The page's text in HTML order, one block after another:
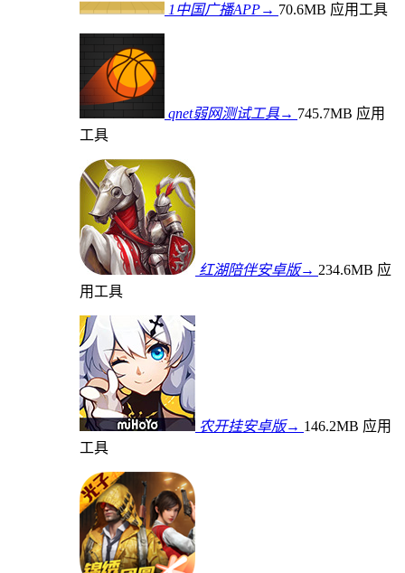
1中国广播APP→ 70.6MB 应用工具
qnet弱网测试工具→ 745.7MB 应用
工具
红湖陪伴安卓版→ 234.6MB 应
用工具
农开挂安卓版→ 146.2MB 应用
工具